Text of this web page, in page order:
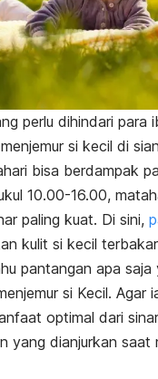
perlu dihindari para
si kecil di
bisa berdampak
10.00-16.00,
paling kuat. Di sini,
kulit si kecil
pantangan apa saja
si Kecil. Agar
optimal dari
yang dianjurkan saat